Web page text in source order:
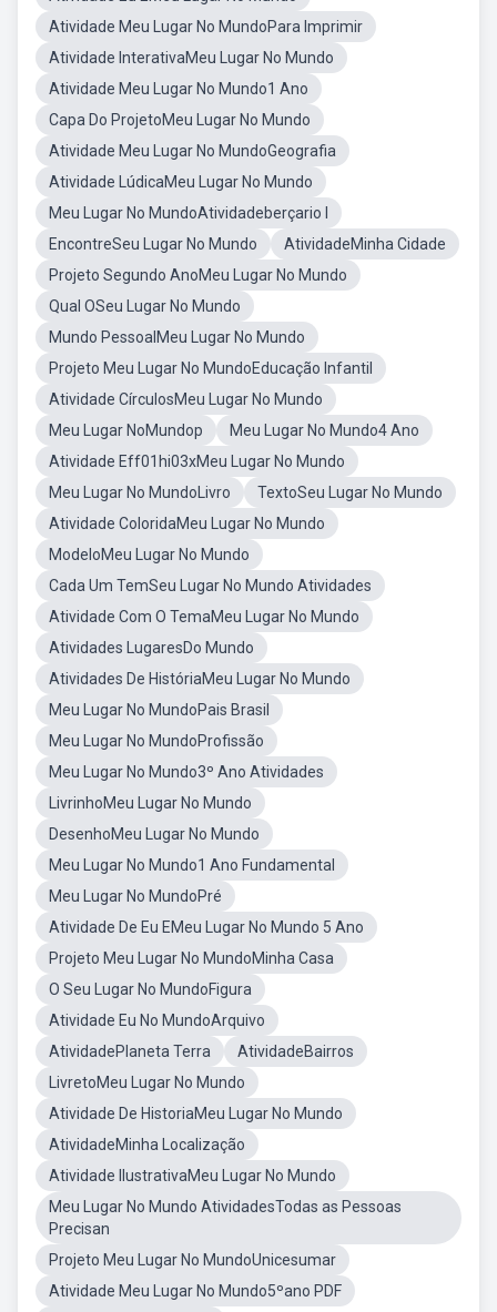
Atividade Meu Lugar No MundoPara Imprimir
Atividade InterativaMeu Lugar No Mundo
Atividade Meu Lugar No Mundo1 Ano
Capa Do ProjetoMeu Lugar No Mundo
Atividade Meu Lugar No MundoGeografia
Atividade LúdicaMeu Lugar No Mundo
Meu Lugar No MundoAtividadeberçario I
EncontreSeu Lugar No Mundo
AtividadeMinha Cidade
Projeto Segundo AnoMeu Lugar No Mundo
Qual OSeu Lugar No Mundo
Mundo PessoalMeu Lugar No Mundo
Projeto Meu Lugar No MundoEducação Infantil
Atividade CírculosMeu Lugar No Mundo
Meu Lugar NoMundop
Meu Lugar No Mundo4 Ano
Atividade Eff01hi03xMeu Lugar No Mundo
Meu Lugar No MundoLivro
TextoSeu Lugar No Mundo
Atividade ColoridaMeu Lugar No Mundo
ModeloMeu Lugar No Mundo
Cada Um TemSeu Lugar No Mundo Atividades
Atividade Com O TemaMeu Lugar No Mundo
Atividades LugaresDo Mundo
Atividades De HistóriaMeu Lugar No Mundo
Meu Lugar No MundoPais Brasil
Meu Lugar No MundoProfissão
Meu Lugar No Mundo3º Ano Atividades
LivrinhoMeu Lugar No Mundo
DesenhoMeu Lugar No Mundo
Meu Lugar No Mundo1 Ano Fundamental
Meu Lugar No MundoPré
Atividade De Eu EMeu Lugar No Mundo 5 Ano
Projeto Meu Lugar No MundoMinha Casa
O Seu Lugar No MundoFigura
Atividade Eu No MundoArquivo
AtividadePlaneta Terra
AtividadeBairros
LivretoMeu Lugar No Mundo
Atividade De HistoriaMeu Lugar No Mundo
AtividadeMinha Localização
Atividade IlustrativaMeu Lugar No Mundo
Meu Lugar No Mundo AtividadesTodas as Pessoas
Precisan
Projeto Meu Lugar No MundoUnicesumar
Atividade Meu Lugar No Mundo5ºano PDF